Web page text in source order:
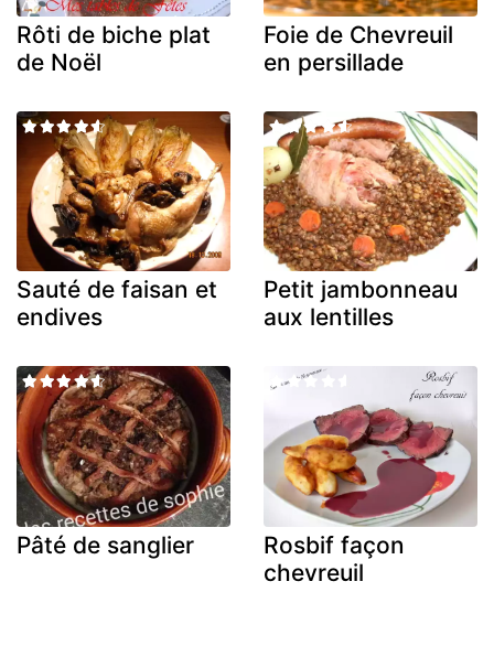
Rôti de biche plat
de Noël
Foie de Chevreuil
en persillade
Sauté de faisan et
endives
Petit jambonneau
aux lentilles
Pâté de sanglier
Rosbif façon
chevreuil